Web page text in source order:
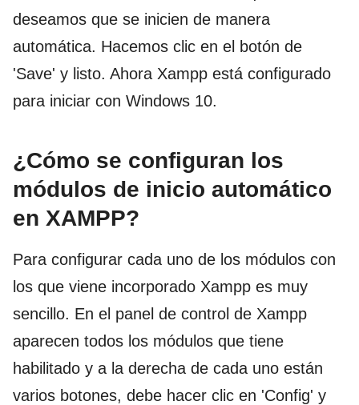
deseamos que se inicien de manera
automática. Hacemos clic en el botón de
'Save' y listo. Ahora Xampp está configurado
para iniciar con Windows 10.
¿Cómo se configuran los
módulos de inicio automático
en XAMPP?
Para configurar cada uno de los módulos con
los que viene incorporado Xampp es muy
sencillo. En el panel de control de Xampp
aparecen todos los módulos que tiene
habilitado y a la derecha de cada uno están
varios botones, debe hacer clic en 'Config' y